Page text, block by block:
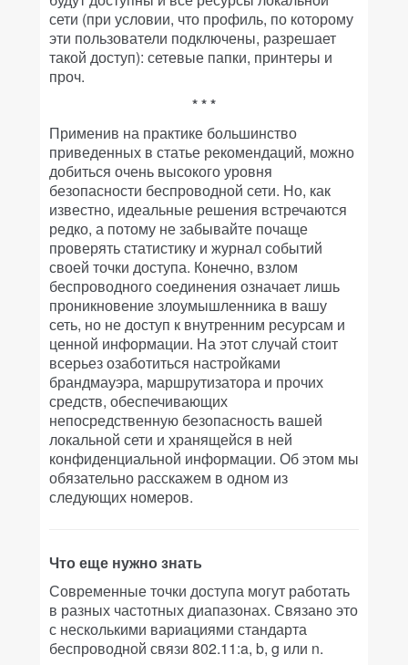
сети (при условии, что профиль, по которому
эти пользователи подключены, разрешает
такой доступ): сетевые папки, принтеры и
проч.
* * *
Применив на практике большинство
приведенных в статье рекомендаций, можно
добиться очень высокого уровня
безопасности беспроводной сети. Но, как
известно, идеальные решения встречаются
редко, а потому не забывайте почаще
проверять статистику и журнал событий
своей точки доступа. Конечно, взлом
беспроводного соединения означает лишь
проникновение злоумышленника в вашу
сеть, но не доступ к внутренним ресурсам и
ценной информации. На этот случай стоит
всерьез озаботиться настройками
брандмауэра, маршрутизатора и прочих
средств, обеспечивающих
непосредственную безопасность вашей
локальной сети и хранящейся в ней
конфиденциальной информации. Об этом мы
обязательно расскажем в одном из
следующих номеров.
Что еще нужно знать
Современные точки доступа могут работать
в разных частотных диапазонах. Связано это
с несколькими вариациями стандарта
беспроводной связи 802.11:a, b, g или n.